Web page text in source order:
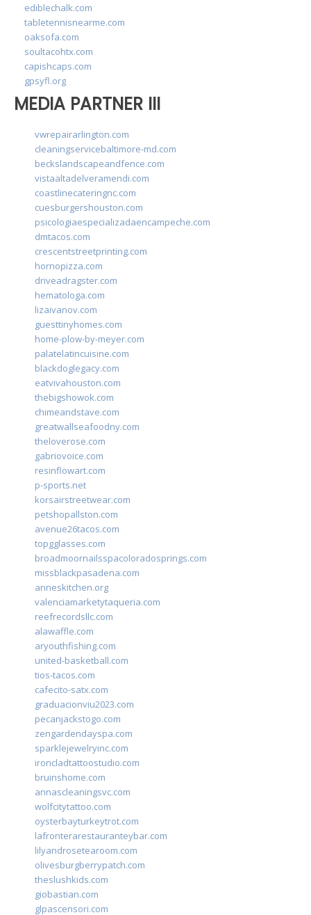
ediblechalk.com
tabletennisnearme.com
oaksofa.com
soultacohtx.com
capishcaps.com
gpsyfl.org
MEDIA PARTNER III
vwrepairarlington.com
cleaningservicebaltimore-md.com
beckslandscapeandfence.com
vistaaltadelveramendi.com
coastlinecateringnc.com
cuesburgershouston.com
psicologiaespecializadaencampeche.com
dmtacos.com
crescentstreetprinting.com
hornopizza.com
driveadragster.com
hematologa.com
lizaivanov.com
guesttinyhomes.com
home-plow-by-meyer.com
palatelatincuisine.com
blackdoglegacy.com
eatvivahouston.com
thebigshowok.com
chimeandstave.com
greatwallseafoodny.com
theloverose.com
gabriovoice.com
resinflowart.com
p-sports.net
korsairstreetwear.com
petshopallston.com
avenue26tacos.com
topgglasses.com
broadmoornailsspacoloradosprings.com
missblackpasadena.com
anneskitchen.org
valenciamarketytaqueria.com
reefrecordsllc.com
alawaffle.com
aryouthfishing.com
united-basketball.com
tios-tacos.com
cafecito-satx.com
graduacionviu2023.com
pecanjackstogo.com
zengardendayspa.com
sparklejewelryinc.com
ironcladtattoostudio.com
bruinshome.com
annascleaningsvc.com
wolfcitytattoo.com
oysterbayturkeytrot.com
lafronterarestauranteybar.com
lilyandrosetearoom.com
olivesburgberrypatch.com
theslushkids.com
giobastian.com
glpascensori.com